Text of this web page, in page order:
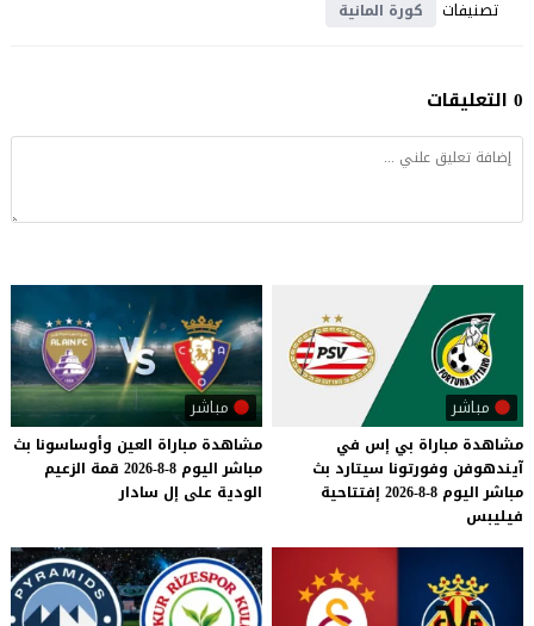
تصنيفات كورة المانية
0 التعليقات
مباشر
مشاهدة مباراة بي إس في
آيندهوفن وفورتونا سيتارد بث
مباشر اليوم 8-8-2026 إفتتاحية
فيليبس
مباشر
مشاهدة مباراة العين وأوساسونا بث
مباشر اليوم 8-8-2026 قمة الزعيم
الودية على إل سادار